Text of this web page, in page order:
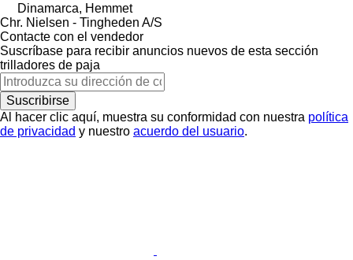
Dinamarca, Hemmet
Chr. Nielsen - Tingheden A/S
Contacte con el vendedor
Suscríbase para recibir anuncios nuevos de esta sección
trilladores de paja
Suscribirse
Al hacer clic aquí, muestra su conformidad con nuestra política
de privacidad y nuestro acuerdo del usuario.